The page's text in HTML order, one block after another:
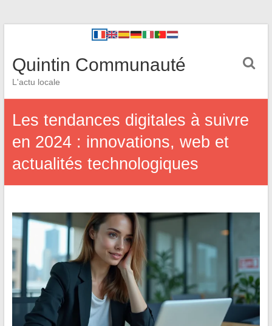
Quintin Communauté
L'actu locale
Les tendances digitales à suivre
en 2024 : innovations, web et
actualités technologiques